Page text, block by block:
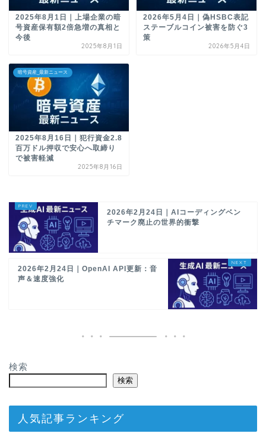
2025年8月1日｜上場企業の暗
号資産保有額2倍急増の真相と
今後
2025年8月1日
2026年5月4日｜偽HSBC表記
ステーブルコイン被害を防ぐ3
策
2026年5月4日
暗号資産_最新ニュース
2025年8月16日｜犯行資金2.8
百万ドル押収で安心へ取締り
で被害軽減
2025年8月16日
2026年2月24日｜AIコーディングベン
チマーク廃止の世界的衝撃
2026年2月24日｜OpenAI API更新：音
声＆速度強化
検索
検索
人気記事ランキング